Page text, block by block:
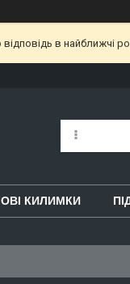
в найближчі
КИЛИМКИ